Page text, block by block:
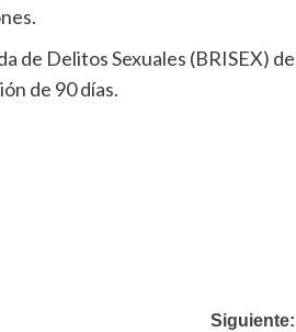
de Delitos Sexuales (BRISEX) de
de 90 días.
Siguiente: